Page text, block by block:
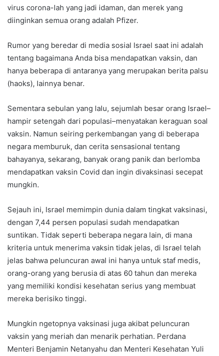
virus corona-lah yang jadi idaman, dan merek yang
diinginkan semua orang adalah Pfizer.
Rumor yang beredar di media sosial Israel saat ini adalah
tentang bagaimana Anda bisa mendapatkan vaksin, dan
hanya beberapa di antaranya yang merupakan berita palsu
(haoks), lainnya benar.
Sementara sebulan yang lalu, sejumlah besar orang Israel–
hampir setengah dari populasi–menyatakan keraguan soal
vaksin. Namun seiring perkembangan yang di beberapa
negara memburuk, dan cerita sensasional tentang
bahayanya, sekarang, banyak orang panik dan berlomba
mendapatkan vaksin Covid dan ingin divaksinasi secepat
mungkin.
Sejauh ini, Israel memimpin dunia dalam tingkat vaksinasi,
dengan 7,44 persen populasi sudah mendapatkan
suntikan. Tidak seperti beberapa negara lain, di mana
kriteria untuk menerima vaksin tidak jelas, di Israel telah
jelas bahwa peluncuran awal ini hanya untuk staf medis,
orang-orang yang berusia di atas 60 tahun dan mereka
yang memiliki kondisi kesehatan serius yang membuat
mereka berisiko tinggi.
Mungkin ngetopnya vaksinasi juga akibat peluncuran
vaksin yang meriah dan menarik perhatian. Perdana
Menteri Benjamin Netanyahu dan Menteri Kesehatan Yuli